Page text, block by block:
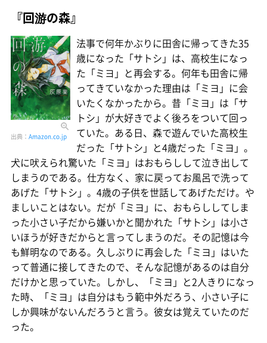
『回游の森』
出典： Amazon.co.jp
法事で何年かぶりに田舎に帰ってきた35
歳になった「サトシ」は、高校生になっ
た「ミヨ」と再会する。何年も田舎に帰
ってきていなかった理由は「ミヨ」に会
いたくなかったから。昔「ミヨ」は「サ
トシ」が大好きでよく後ろをついて回っ
ていた。ある日、森で遊んでいた高校生
だった「サトシ」と4歳だった「ミヨ」。
犬に吠えられ驚いた「ミヨ」はおもらしして泣き出して
しまうのである。仕方なく、家に戻ってお風呂で洗って
あげた「サトシ」。4歳の子供を世話してあげただけ。や
ましいことはない。だが「ミヨ」に、おもらししてしま
った小さい子だから嫌いかと聞かれた「サトシ」は小さ
いほうが好きだからと言ってしまうのだ。その記憶は今
も鮮明なのである。久しぶりに再会した「ミヨ」はいた
って普通に接してきたので、そんな記憶があるのは自分
だけかと思っていた。しかし、「ミヨ」と2人きりになっ
た時、「ミヨ」は自分はもう範中外だろう、小さい子に
しか興味がないんだろうと言う。彼女は覚えていたのだ
った。